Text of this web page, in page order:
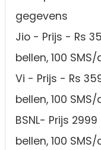
gegevens
Jio - Prijs - Rs
bellen, 100
Vi - Prijs - Rs
bellen, 100
BSNL- Prijs
bellen, 100